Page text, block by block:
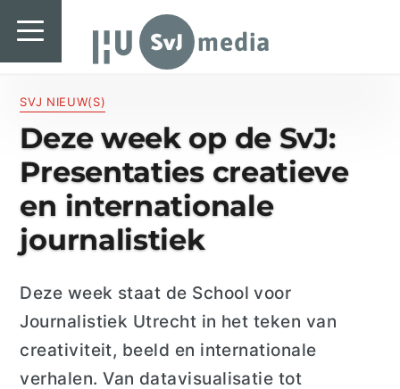
SvJ media
SVJ NIEUW(S)
Deze week op de SvJ:
Presentaties creatieve
en internationale
journalistiek
Deze week staat de School voor
Journalistiek Utrecht in het teken van
creativiteit, beeld en internationale
verhalen. Van datavisualisatie tot
SvJ media
Landelijk
Regionaal
Specials & International
In de praktijk
Introductiefestival
Agenda & Vacatures